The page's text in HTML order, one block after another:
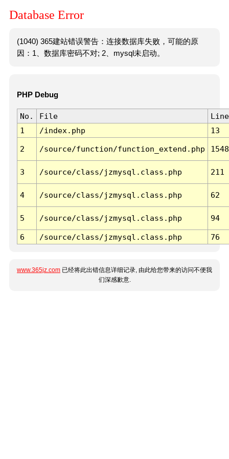
Database Error
(1040) 365建站错误警告：连接数据库失败，可能的原
因：1、数据库密码不对; 2、mysql未启动。
PHP Debug
No. File
Line
1
/index.php 13
2 /source/function/function_extend.php 1548
3 /source/class/jzmysql.class.php 211
4 /source/class/jzmysql.class.php 62
5 /source/class/jzmysql.class.php 94
6 /source/class/jzmysql.class.php 76
www.365jz.com 已经将此出错信息详细记录, 由此给您带来的访问不便我
们深感歉意.